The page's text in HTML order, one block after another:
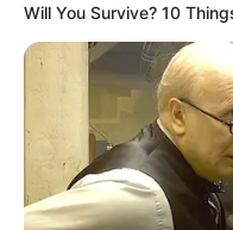
Will You Survive? 10